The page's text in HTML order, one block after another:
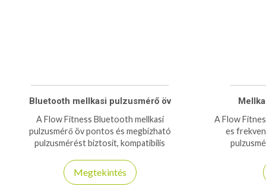
Bluetooth mellkasi pulzusmérő öv
A Flow Fitness Bluetooth mellkasi
pulzusmérő öv pontos és megbízható
pulzusmérést biztosít, kompatibilis
Megtekintés
A Flow
es